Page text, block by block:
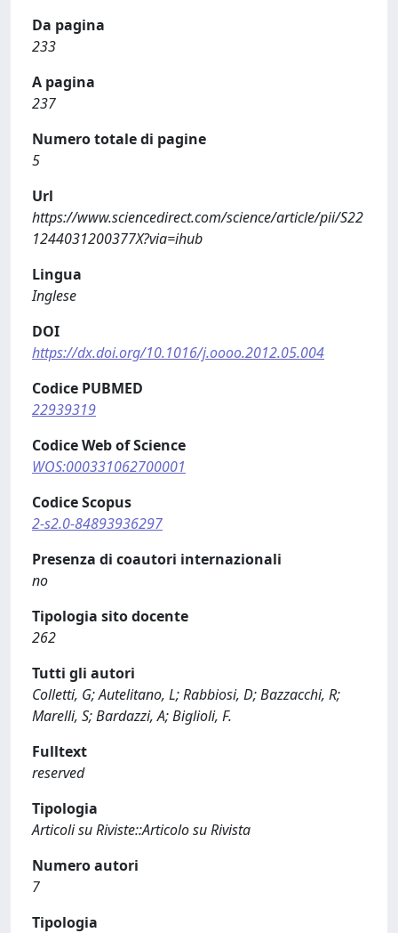
Da pagina
233
A pagina
237
Numero totale di pagine
5
Url
https://www.sciencedirect.com/science/article/pii/S22
1244031200377X?via=ihub
Lingua
Inglese
DOI
https://dx.doi.org/10.1016/j.oooo.2012.05.004
Codice PUBMED
22939319
Codice Web of Science
WOS:000331062700001
Codice Scopus
2-s2.0-84893936297
Presenza di coautori internazionali
no
Tipologia sito docente
262
Tutti gli autori
Colletti, G; Autelitano, L; Rabbiosi, D; Bazzacchi, R;
Marelli, S; Bardazzi, A; Biglioli, F.
Fulltext
reserved
Tipologia
Articoli su Riviste::Articolo su Rivista
Numero autori
7
Tipologia